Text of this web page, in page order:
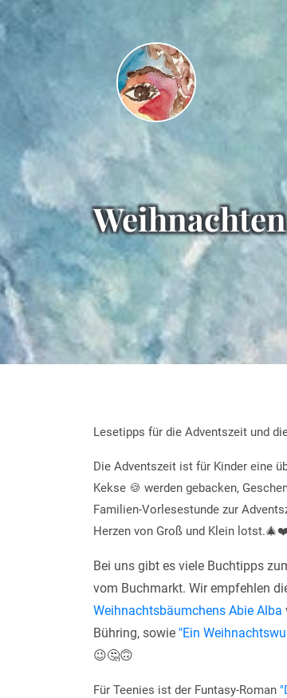
Weih­nachten
Lesetipps für die Adventszeit und
Die Adventszeit ist für Kinder eine
Kekse 🍪 werden gebacken,
Familien-Vorlesestunde zur
Herzen von Groß und Klein lotst.
Bei uns gibt es viele Buchtipps
vom Buchmarkt. Wir empfehlen
Weihnachtsbäumchens Abie Alba
Bühring, sowie "Ein
😉🤔🙃
Für Teenies ist der Funtasy-Roman